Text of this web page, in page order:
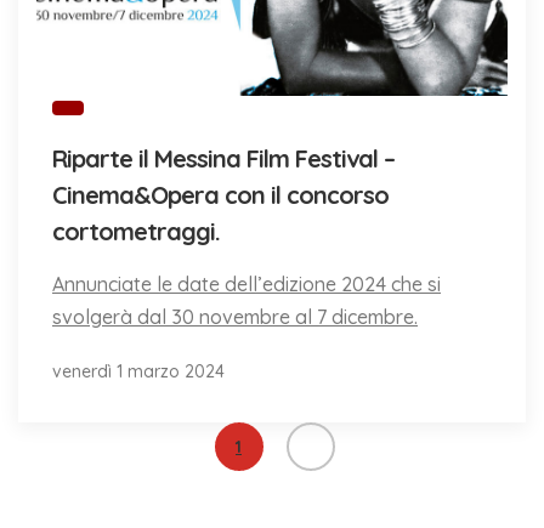
Riparte il Messina Film Festival –
Cinema&Opera con il concorso
cortometraggi.
Annunciate le date dell’edizione 2024 che si
svolgerà dal 30 novembre al 7 dicembre.
venerdì 1 marzo 2024
1